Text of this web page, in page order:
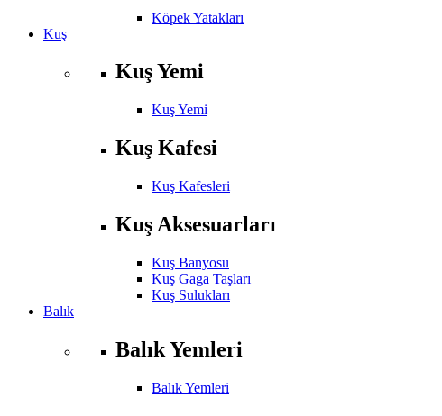
Köpek Yatakları
Kuş
Kuş Yemi
Kuş Yemi
Kuş Kafesi
Kuş Kafesleri
Kuş Aksesuarları
Kuş Banyosu
Kuş Gaga Taşları
Kuş Sulukları
Balık
Balık Yemleri
Balık Yemleri